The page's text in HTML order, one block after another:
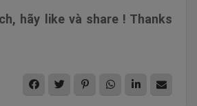
hãy like và share ! Thanks